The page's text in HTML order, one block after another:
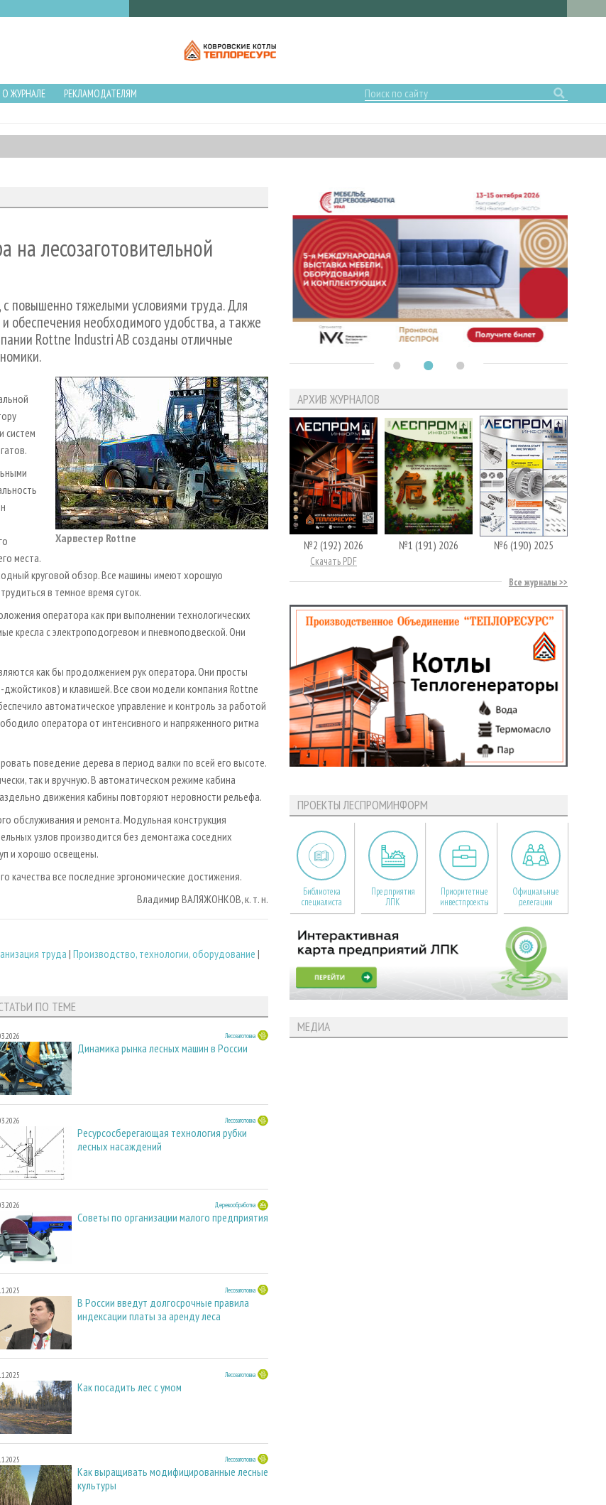
О ЖУРНАЛЕ
РЕКЛАМОДАТЕЛЯМ
на лесозаготовительной
повышенно тяжелыми условиями труда. Для
обеспечения необходимого удобства, а также
Rottne Industri AB созданы отличные
Харвестер Rottne
систем
места.
круговой обзор. Все машины имеют хорошую
в темное время суток.
оператора как при выполнении технологических
кресла с электроподогревом и пневмоподвеской. Они
как бы продолжением рук оператора. Они просты
и клавишей. Все свои модели компания Rottne
автоматическое управление и контроль за работой
оператора от интенсивного и напряженного ритма
поведение дерева в период валки по всей его высоте.
так и вручную. В автоматическом режиме кабина
движения кабины повторяют неровности рельефа.
обслуживания и ремонта. Модульная конструкция
узлов производится без демонтажа соседних
и хорошо освещены.
качества все последние эргономические достижения.
Владимир ВАЛЯЖОНКОВ, к. т. н.
труда| Производство, технологии, оборудование |
ПО ТЕМЕ
Лесозаготовка
Динамика рынка лесных машин в России
Лесозаготовка
Ресурсосберегающая технология рубки
лесных насаждений
Деревообработка
Советы по организации малого предприятия
Лесозаготовка
В России введут долгосрочные правила
индексации платы за аренду леса
Лесозаготовка
Как посадить лес с умом
Лесозаготовка
Как выращивать модифицированные лесные
культуры
АРХИВ ЖУРНАЛОВ
№2 (192) 2026
Скачать PDF
№1 (191) 2026 №6 (190) 2025
Все журналы
ПРОЕКТЫ ЛЕСПРОМИНФОРМ
Библиотека
специалиста
Предприятия
ЛПК
Приоритетные
инвестпроекты
Официальные
делегации
МЕДИА